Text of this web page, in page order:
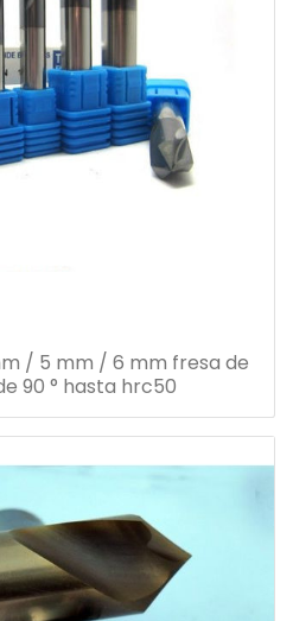
/ 5 mm / 6 mm fresa de
90 ° hasta hrc50